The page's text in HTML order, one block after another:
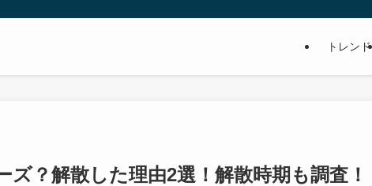
トレンド
？解散した理由2選！解散時期も調査！